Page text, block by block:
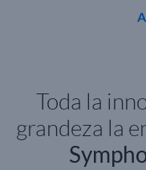
Toda la
grandeza la